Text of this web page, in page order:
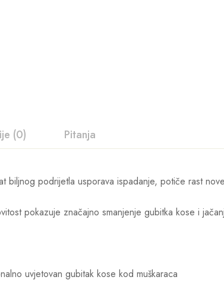
(0) Pitanja
biljnog podrijetla usporava ispadanje, potiče rast
pokazuje značajno smanjenje gubitka kose i
uvjetovan gubitak kose kod muškaraca